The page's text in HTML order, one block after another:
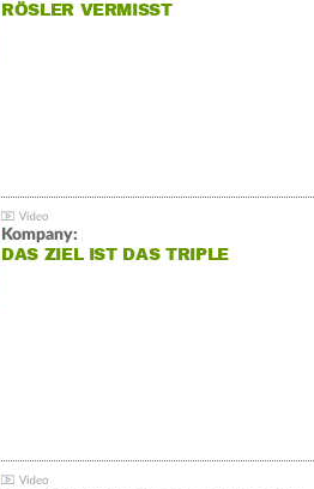
RÖSLER VERMISST
Kompany:
DAS ZIEL IST DAS TRIPLE